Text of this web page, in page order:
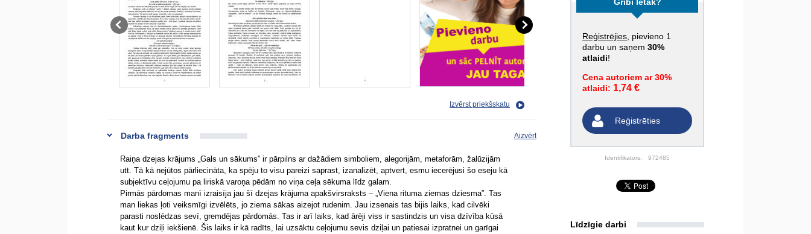
Reģistrējies , pievieno 1
darbu un saņem 30%
atlaidi!
Cena autoriem ar 30%
atlaidi: 1,74 €
Reģistrēties
Identifikators: 972485
Izvērst priekšskatu
Darba fragments Aizvērt
Raiņa dzejas krājums „Gals un sākums” ir pārpilns ar dažādiem simboliem, alegorijām, metaforām, žalūzijām
utt. Tā kā nejūtos pārliecināta, ka spēju to visu pareizi saprast, izanalizēt, aptvert, esmu iecerējusi šo eseju kā
subjektīvu ceļojumu pa liriskā varoņa pēdām no viņa ceļa sēkuma līdz galam.
Pirmās pārdomas manī izraisīja jau šī dzejas krājuma apakšvirsraksts – „Viena rituma ziemas dziesma”. Tas
man liekas ļoti veiksmīgi izvēlēts, jo ziema sākas aizejot rudenim. Jau izsenais tas bijis laiks, kad cilvēki
parasti noslēdzas sevī, gremdējas pārdomās. Tas ir arī laiks, kad ārēji viss ir sastindzis un visa dzīvība kūsā
kaut kur dziļi iekšienē. Šis laiks ir kā radīts, lai uzsāktu ceļojumu sevis dziļai un patiesai izpratnei un garīgai
Līdzīgie darbi